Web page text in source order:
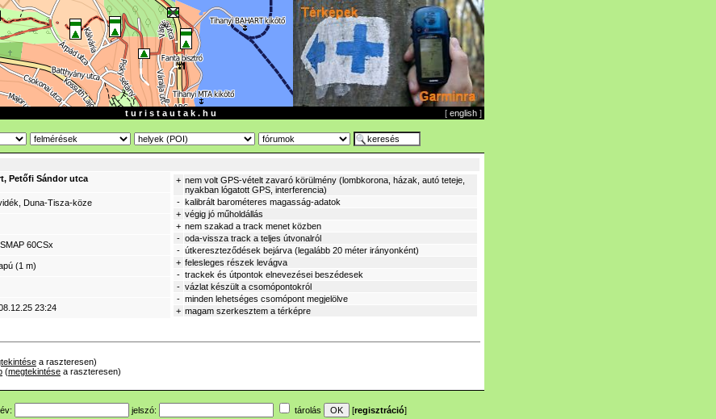
t u r i s t a u t a k . h u [ english ]
Petőfi Sándor utca + nem volt GPS-vételt zavaró körülmény (lombkorona, házak, autó teteje,
nyakban lógatott GPS, interferencia)
- kalibrált barométeres magasság-adatok
+ végig jó műholdállás
+ nem szakad a track menet közben
- oda-vissza track a teljes útvonalról
- útkereszteződések bejárva (legalább 20 méter irányonként)
+ felesleges részek levágva
- trackek és útpontok elnevezései beszédesek
- vázlat készült a csomópontokról
- minden lehetséges csomópont megjelölve
+ magam szerkesztem a térképre
Duna-Tisza-köze
60CSx
(1 m)
23:24
a raszteresen)
(megtekintése a raszteresen)
jelszó: tárolás [regisztráció]